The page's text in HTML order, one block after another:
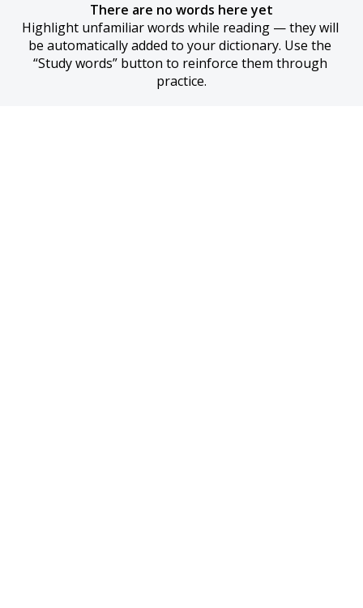
There are no words here yet
Highlight unfamiliar words while reading — they will
be automatically added to your dictionary. Use the
“Study words” button to reinforce them through
practice.